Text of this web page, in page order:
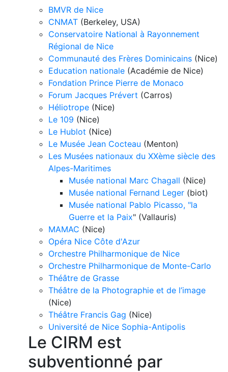
BMVR de Nice
CNMAT (Berkeley, USA)
Conservatoire National à Rayonnement
Régional de Nice
Communauté des Frères Dominicains (Nice)
Education nationale (Académie de Nice)
Fondation Prince Pierre de Monaco
Forum Jacques Prévert (Carros)
Héliotrope (Nice)
Le 109 (Nice)
Le Hublot (Nice)
Le Musée Jean Cocteau (Menton)
Les Musées nationaux du XXème siècle des
Alpes-Maritimes
Musée national Marc Chagall (Nice)
Musée national Fernand Leger (biot)
Musée national Pablo Picasso, "la
Guerre et la Paix" (Vallauris)
MAMAC (Nice)
Opéra Nice Côte d'Azur
Orchestre Philharmonique de Nice
Orchestre Philharmonique de Monte-Carlo
Théâtre de Grasse
Théâtre de la Photographie et de l’image
(Nice)
Théâtre Francis Gag (Nice)
Université de Nice Sophia-Antipolis
Le CIRM est
subventionné par